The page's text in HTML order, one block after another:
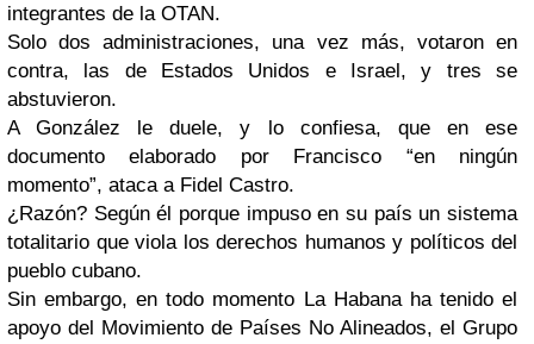
integrantes de la OTAN.
Solo dos administraciones, una vez más, votaron en
contra, las de Estados Unidos e Israel, y tres se
abstuvieron.
A González le duele, y lo confiesa, que en ese
documento elaborado por Francisco “en ningún
momento”, ataca a Fidel Castro.
¿Razón? Según él porque impuso en su país un sistema
totalitario que viola los derechos humanos y políticos del
pueblo cubano.
Sin embargo, en todo momento La Habana ha tenido el
apoyo del Movimiento de Países No Alineados, el Grupo